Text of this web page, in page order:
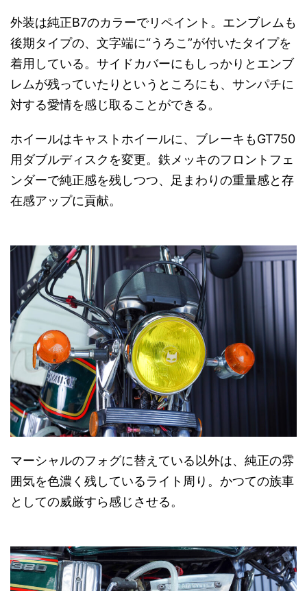
外装は純正B7のカラーでリペイント。エンブレムも
後期タイプの、文字端に“うろこ”が付いたタイプを
着用している。サイドカバーにもしっかりとエンブ
レムが残っていたりというところにも、サンパチに
対する愛情を感じ取ることができる。
ホイールはキャストホイールに、ブレーキもGT750
用ダブルディスクを変更。鉄メッキのフロントフェ
ンダーで純正感を残しつつ、足まわりの重量感と存
在感アップに貢献。
マーシャルのフォグに替えている以外は、純正の雰
囲気を色濃く残しているライト周り。かつての族車
としての威厳すら感じさせる。